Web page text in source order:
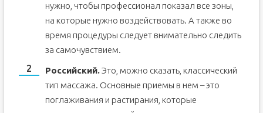
нужно, чтобы профессионал показал все зоны,
на которые нужно воздействовать. А также во
время процедуры следует внимательно следить
за самочувствием.
Российский.Это, можно сказать, классический
тип массажа. Основные приемы в нем – это
поглаживания и растирания, которые